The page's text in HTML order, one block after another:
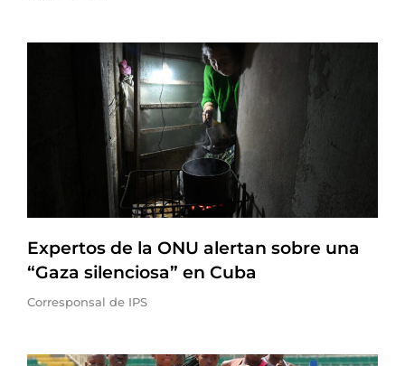
Expertos de la ONU alertan sobre una
“Gaza silenciosa” en Cuba
Corresponsal de IPS